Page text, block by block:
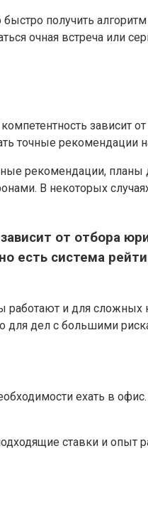
получить
очная встреча или
точные рекомендации
рекомендации,
В некоторых
от отбора
есть система
и для
для дел с большими
ехать в
ставки и